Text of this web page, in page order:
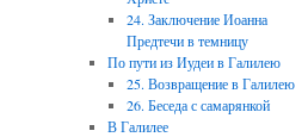
24. Заключение Иоанна
Предтечи в темницу
По пути из Иудеи в Галилею
25. Возвращение в Галилею
26. Беседа с самарянкой
В Галилее